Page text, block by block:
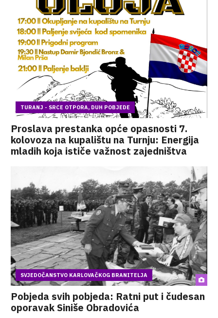
TURANJ - SRCE OTPORA, DUH POBJEDE
Proslava prestanka opće opasnosti 7.
kolovoza na kupalištu na Turnju: Energija
mladih koja ističe važnost zajedništva
SVJEDOČANSTVO KARLOVAČKOG BRANITELJA
Pobjeda svih pobjeda: Ratni put i čudesan
oporavak Siniše Obradovića